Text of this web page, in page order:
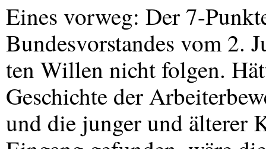
Eines vorweg: Der 7-
Bundesvorstandes vom 2.
ten Willen nicht folgen.
Geschichte der
und die junger und älterer